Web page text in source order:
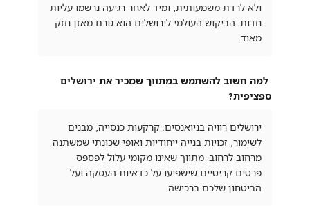
ולא לרדת משמעותית, ומיד לאחר רגיעה נרשמו עליות
חדות. הביקוש העולמי לירושלים הוא גורם מאזן חזק
מאוד.
למה חשוב להשתמש במתווך שמכיר את ירושלים
ספציפית?
ירושלים רוויה בניואנסים: קרקעות כנסייה, מבנים
לשימור, זכויות בנייה ייחודיות ואופי שכונתי שמשתנה
מרחוב לרחוב. מתווך שאינו מקומי עלול לפספס
פרטים קריטיים שישפיעו על כדאיות העסקה ועל
הביטחון שלכם ברכישה.